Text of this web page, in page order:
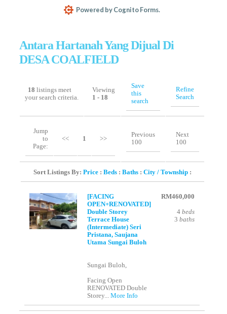
Antara Hartanah Yang Dijual Di
DESA COALFIELD
18listings meet
your search criteria.
Viewing
1 - 18
Save
this
search
Refine
Search
Jump
to
Page:
<< 1 >>
Previous
100
Next
100
Sort Listings By: Price: Beds: Baths: City / Township:
[FACING
OPEN+RENOVATED]
Double Storey
Terrace House
(Intermediate) Seri
Pristana, Saujana
Utama Sungai Buloh
Sungai Buloh,
Facing Open
RENOVATED Double
Storey...More Info
RM460,000
4 beds
3 baths